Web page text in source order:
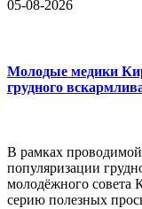
05-08-2026
Молодые медики
грудного
В рамках
популяризации
молодёжного совета
серию полезных